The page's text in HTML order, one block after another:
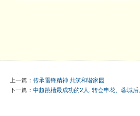
上一篇： 传承雷锋精神 共筑和谐家园
下一篇： 中超跳槽最成功的2人: 转会申花、蓉城